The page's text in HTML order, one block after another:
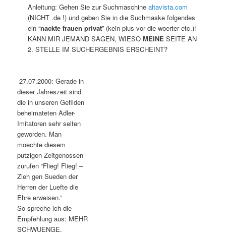
Anleitung: Gehen Sie zur Suchmaschinealtavista.com
(NICHT .de !) und geben Sie in die Suchmaske folgendes
ein “nackte frauen privat” (kein plus vor die woerter etc.)!
KANN MIR JEMAND SAGEN, WIESOMEINE SEITE AN
2. STELLE IM SUCHERGEBNIS ERSCHEINT?
27.07.2000: Gerade in
dieser Jahreszeit sind
die in unseren Gefilden
beheimateten Adler-
Imitatoren sehr selten
geworden. Man
moechte diesem
putzigen Zeitgenossen
zurufen “Flieg! Flieg! –
Zieh gen Sueden der
Herren der Luefte die
Ehre erweisen.”
So spreche ich die
Empfehlung aus: MEHR
SCHWUENGE.